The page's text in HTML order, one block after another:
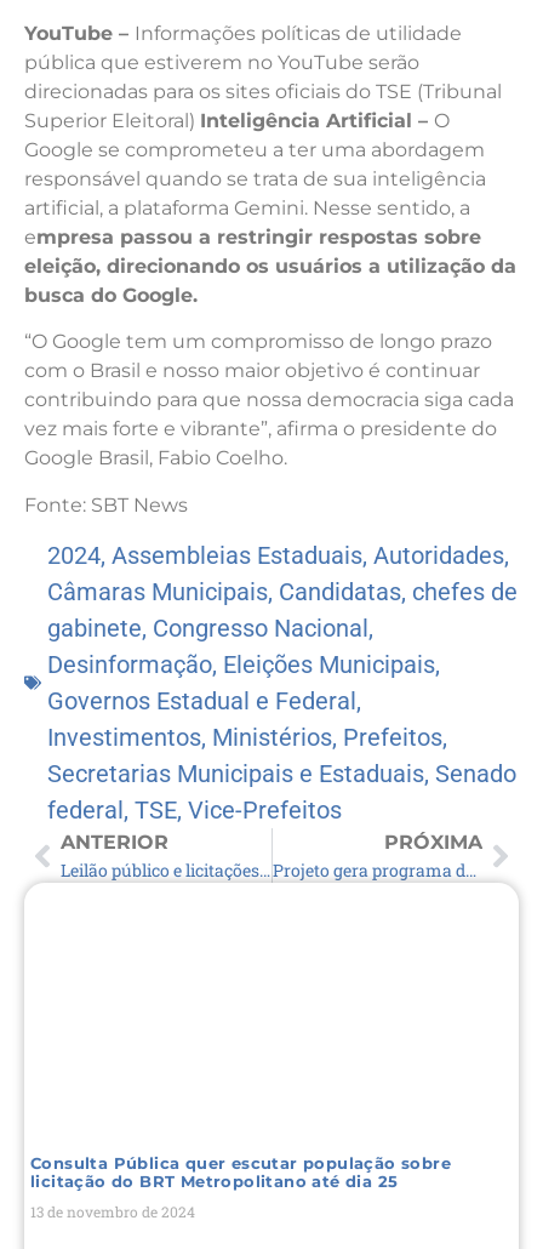
YouTube – Informações políticas de utilidade
pública que estiverem no YouTube serão
direcionadas para os sites oficiais do TSE (Tribunal
Superior Eleitoral) Inteligência Artificial – O
Google se comprometeu a ter uma abordagem
responsável quando se trata de sua inteligência
artificial, a plataforma Gemini. Nesse sentido, a
empresa passou a restringir respostas sobre
eleição, direcionando os usuários a utilização da
busca do Google.
“O Google tem um compromisso de longo prazo
com o Brasil e nosso maior objetivo é continuar
contribuindo para que nossa democracia siga cada
vez mais forte e vibrante”, afirma o presidente do
Google Brasil, Fabio Coelho.
Fonte: SBT News
2024, Assembleias Estaduais, Autoridades,
Câmaras Municipais, Candidatas, chefes de
gabinete, Congresso Nacional,
Desinformação, Eleições Municipais,
Governos Estadual e Federal,
Investimentos, Ministérios, Prefeitos,
Secretarias Municipais e Estaduais, Senado
federal, TSE, Vice-Prefeitos
ANTERIOR
Leilão público e licitações ocorrerá na Prefeitura de Sobradinho
PRÓXIMA
Projeto gera programa de combate à desnutrição de paciente com câncer
Consulta Pública quer escutar população sobre
licitação do BRT Metropolitano até dia 25
13 de novembro de 2024